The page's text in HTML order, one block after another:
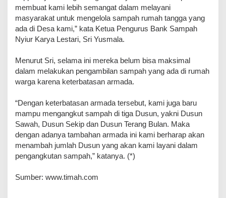
membuat kami lebih semangat dalam melayani
masyarakat untuk mengelola sampah rumah tangga yang
ada di Desa kami,” kata Ketua Pengurus Bank Sampah
Nyiur Karya Lestari, Sri Yusmala.
Menurut Sri, selama ini mereka belum bisa maksimal
dalam melakukan pengambilan sampah yang ada di rumah
warga karena keterbatasan armada.
“Dengan keterbatasan armada tersebut, kami juga baru
mampu mengangkut sampah di tiga Dusun, yakni Dusun
Sawah, Dusun Sekip dan Dusun Terang Bulan. Maka
dengan adanya tambahan armada ini kami berharap akan
menambah jumlah Dusun yang akan kami layani dalam
pengangkutan sampah,” katanya. (*)
Sumber: www.timah.com